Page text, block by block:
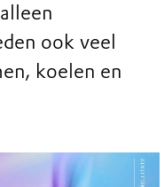
ook veel
koelen en